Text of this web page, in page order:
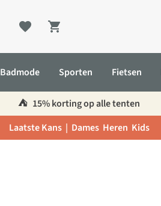
Shopping cart
Badmode Sporten Fietsen
⛺️ 15% korting op alle tenten
Laatste Kans | Dames Heren Kids